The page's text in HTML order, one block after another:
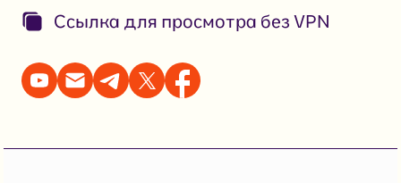
Ссылка для просмотра без VPN